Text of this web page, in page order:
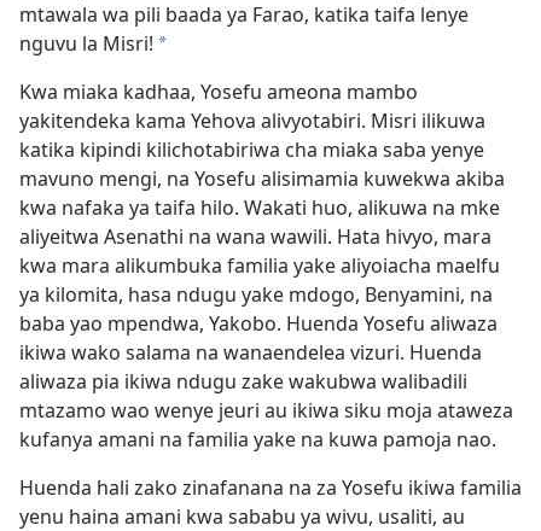
mtawala wa pili baada ya Farao, katika taifa lenye
nguvu la Misri! *
Kwa miaka kadhaa, Yosefu ameona mambo
yakitendeka kama Yehova alivyotabiri. Misri ilikuwa
katika kipindi kilichotabiriwa cha miaka saba yenye
mavuno mengi, na Yosefu alisimamia kuwekwa akiba
kwa nafaka ya taifa hilo. Wakati huo, alikuwa na mke
aliyeitwa Asenathi na wana wawili. Hata hivyo, mara
kwa mara alikumbuka familia yake aliyoiacha maelfu
ya kilomita, hasa ndugu yake mdogo, Benyamini, na
baba yao mpendwa, Yakobo. Huenda Yosefu aliwaza
ikiwa wako salama na wanaendelea vizuri. Huenda
aliwaza pia ikiwa ndugu zake wakubwa walibadili
mtazamo wao wenye jeuri au ikiwa siku moja ataweza
kufanya amani na familia yake na kuwa pamoja nao.
Huenda hali zako zinafanana na za Yosefu ikiwa familia
yenu haina amani kwa sababu ya wivu, usaliti, au